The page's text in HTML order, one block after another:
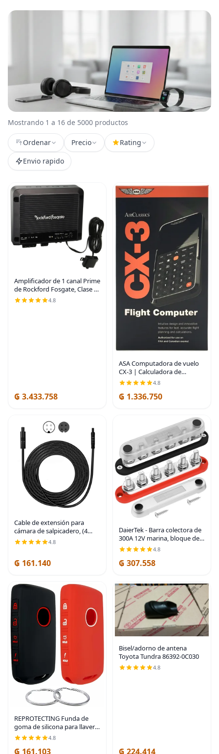
Mostrando 1 a 16 de 5000 productos
Ordenar Precio
Rating
Envio rapido
Amplificador de 1 canal Prime
de Rockford Fosgate, Clase D,
Negro
4.8
₲ 3.433.758
ASA Computadora de vuelo
CX-3 | Calculadora de
aviación avanzada para
estudiantes pilotos y
profesionales | Aprobado
4.8
₲ 1.336.750
Cable de extensión para
cámara de salpicadero, (4
pines, 3.3 pies), cable de
extensión de cámara trasera
Cord,Dashcam
4.8
₲ 161.140
DaierTek - Barra colectora de
300A 12V marina, bloque de
distribución de potencia con
(M10), máximo 300V CA, 48V
4.8
₲ 307.558
REPROTECTING Funda de
goma de silicona para llavero
compatible con Mazda 3 6
CX-30 CX-5 CX-9 CX-50
WAZSKE11D01 662F-
4.8
₲ 161.103
Bisel/adorno de antena
Toyota Tundra 86392-0C030
4.8
₲ 224.414